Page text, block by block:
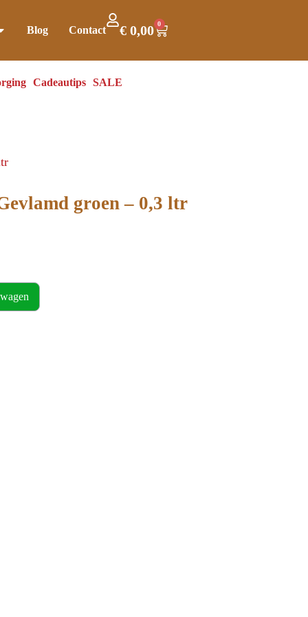
Blog Contact €0,00 0
Cadeautips SALE
groen – 0,3 ltr